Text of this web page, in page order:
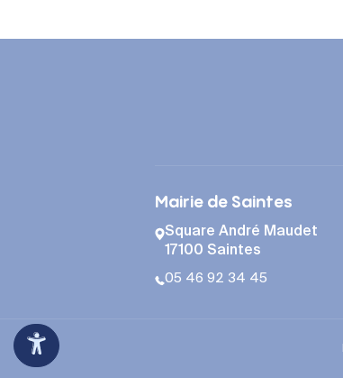
Mairie de Saintes
Square André Maudet
17100 Saintes
05 46 92 34 45